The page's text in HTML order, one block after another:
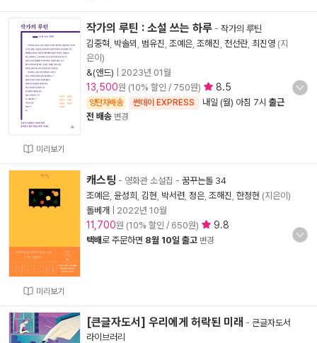
미리보기
작가의 루틴 : 소설 쓰는 하루 - 작가의 루틴
김중혁 박솔뫼 범유진 조예은 조해진 천선란, 최진영 (지
은이)
&(앤드)
2023년 01월
13,500원 (10% 할인 / 750원) 8.5
양탄자배송 썬데이 EXPRESS 내일 (월) 아침 7시 출근
전 배송 변경
미리보기
캐스팅 - 영화관 소설집 - 꿈꾸는돌 34
조예은 윤성희 김현 박서련 정은 조해진 한정현 (지은이)
돌베개
2022년 10월
11,700원 (10% 할인 / 650원) 9.8
택배로 주문하면 8월 10일 출고 변경
[큰글자도서] 우리에게 허락된 미래 - 큰글자도서
라이브러리